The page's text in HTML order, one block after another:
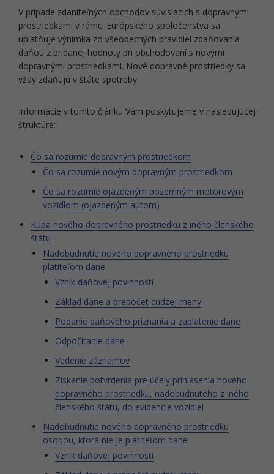
V prípade zdaniteľných obchodov súvisiacich s dopravnými
prostriedkami v rámci Európskeho spoločenstva sa
uplatňuje výnimka zo všeobecných pravidiel zdaňovania
daňou z pridanej hodnoty pri obchodovaní s novými
dopravnými prostriedkami. Nové dopravné prostriedky sa
vždy zdaňujú v štáte spotreby.
Informácie v tomto článku Vám poskytujeme v nasledujúcej
štruktúre:
Čo sa rozumie dopravným prostriedkom
Čo sa rozumie novým dopravným prostriedkom
Čo sa rozumie ojazdeným pozemným motorovým
vozidlom (ojazdeným autom)
Kúpa nového dopravného prostriedku z iného členského
štátu
Nadobudnutie nového dopravného prostriedku
platiteľom dane
Vznik daňovej povinnosti
Základ dane a prepočet cudzej meny
Podanie daňového priznania a zaplatenie dane
Odpočítanie dane
Vedenie záznamov
Získanie potvrdenia pre účely prihlásenia nového
dopravného prostriedku, nadobudnutého z iného
členského štátu, do evidencie vozidiel
Nadobudnutie nového dopravného prostriedku
osobou, ktorá nie je platiteľom dane
Vznik daňovej povinnosti